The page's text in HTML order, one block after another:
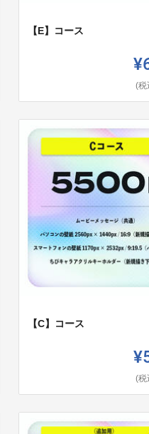
【E】コース
(税
【C】コース
(税